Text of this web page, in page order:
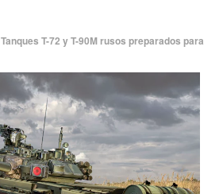
Tanques T-72 y T-90M rusos preparados para